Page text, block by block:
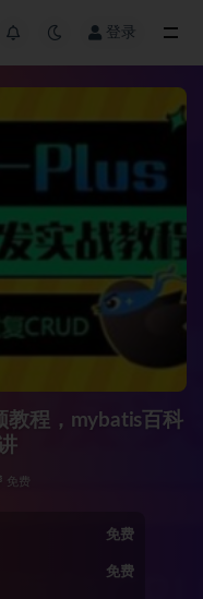
登录
教程，mybatis百科
免费
免费
免费